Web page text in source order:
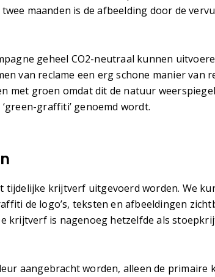
maanden is de afbeelding door de
geheel CO2-neutraal kunnen
van reclame een erg schone manier van
met groen omdat dit de natuur
graffiti’ genoemd wordt.
tijdelijke krijtverf uitgevoerd worden. We
de logo’s, teksten en afbeeldingen
krijtverf is nagenoeg hetzelfde als
aangebracht worden, alleen de primaire